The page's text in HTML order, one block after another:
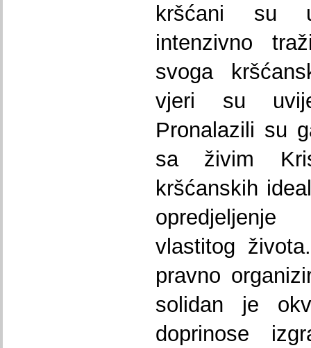
kršćani su
intenzivno
svoga
vjeri su
Pronalazili su
sa živim
kršćanskih
opredjeljenje
vlastitog
pravno
solidan je
doprinose